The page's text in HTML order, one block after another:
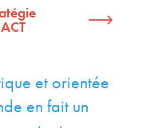
et orientée
en fait un